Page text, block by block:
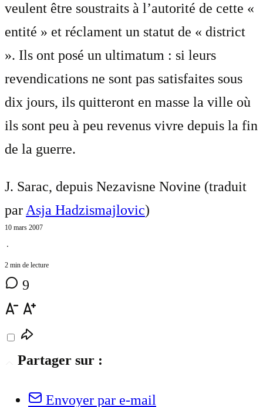
veulent être soustraits à l’autorité de cette «
entité » et réclament un statut de « district
». Ils ont posé un ultimatum : si leurs
revendications ne sont pas satisfaites sous
dix jours, ils quitteront en masse la ville où
ils sont peu à peu revenus vivre depuis la fin
de la guerre.
J. Sarac, depuis Nezavisne Novine (traduit
parAsja Hadzismajlovic)
10 mars 2007
⋅
2 min de lecture
9
Partager sur :
Envoyer par e-mail